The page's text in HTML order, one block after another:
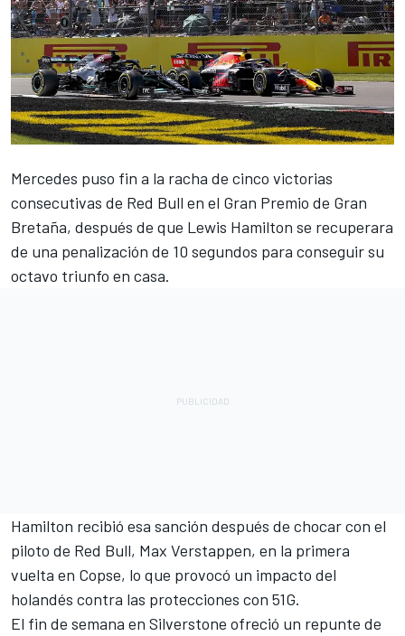
Mercedes puso fin a la racha de cinco victorias
consecutivas de Red Bull en el Gran Premio de Gran
Bretaña, después de que Lewis Hamilton se recuperara
de una penalización de 10 segundos para conseguir su
octavo triunfo en casa.
Hamilton recibió esa sanción después de chocar con el
piloto de Red Bull, Max Verstappen, en la primera
vuelta en Copse, lo que provocó un impacto del
holandés contra las protecciones con 51G.
El fin de semana en Silverstone ofreció un repunte de